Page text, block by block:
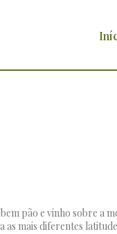
de azeite
pão e vinho sobre a
as mais diferentes